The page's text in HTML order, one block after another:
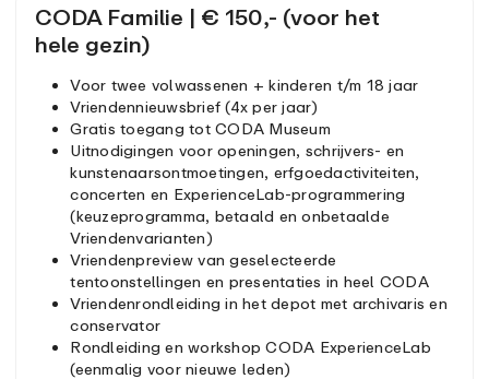
CODA Familie | € 150,- (voor het
hele gezin)
Voor twee volwassenen + kinderen t/m 18 jaar
Vriendennieuwsbrief (4x per jaar)
Gratis toegang tot CODA Museum
Uitnodigingen voor openingen, schrijvers- en
kunstenaarsontmoetingen, erfgoedactiviteiten,
concerten en ExperienceLab-programmering
(keuzeprogramma, betaald en onbetaalde
Vriendenvarianten)
Vriendenpreview van geselecteerde
tentoonstellingen en presentaties in heel CODA
Vriendenrondleiding in het depot met archivaris en
conservator
Rondleiding en workshop CODA ExperienceLab
(eenmalig voor nieuwe leden)